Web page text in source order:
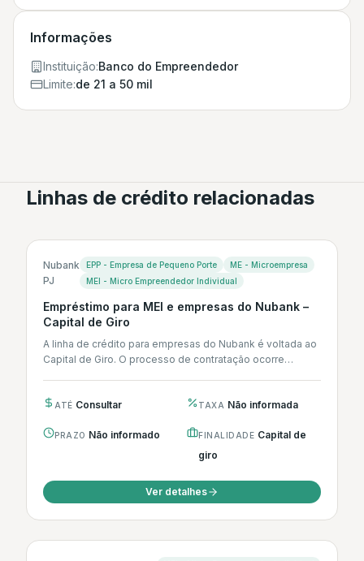
Informações
Instituição:Banco do Empreendedor
Limite:de 21 a 50 mil
Linhas de crédito relacionadas
Nubank
PJ
EPP - Empresa de Pequeno Porte
ME - Microempresa
MEI - Micro Empreendedor Individual
Empréstimo para MEI e empresas do Nubank –
Capital de Giro
A linha de crédito para empresas do Nubank é voltada ao
Capital de Giro. O processo de contratação ocorre
ATÉ Consultar TAXA Não informada
PRAZO Não informado FINALIDADE Capital de
giro
Ver detalhes